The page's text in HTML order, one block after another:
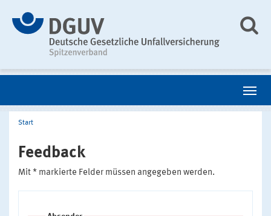
Start
Feedback
Mit * markierte Felder müssen angegeben werden.